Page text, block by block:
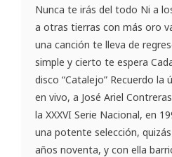
Nunca te irás del todo Ni a
a otras tierras con más oro
una canción te lleva de
simple y cierto te espera
disco “Catalejo” Recuerdo la
en vivo, a José Ariel
la XXXVI Serie Nacional, en
una potente selección,
años noventa, y con ella